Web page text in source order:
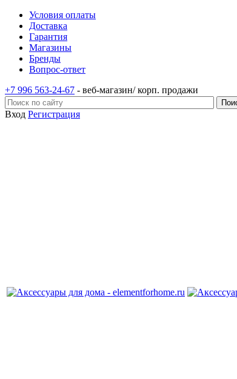
Условия оплаты
Доставка
Гарантия
Магазины
Бренды
Вопрос-ответ
+7 996 563-24-67 - веб-магазин/ корп. продажи
Вход Регистрация